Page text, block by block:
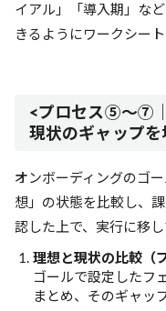
イアル」「導入期」な
きるようにワークシー
<プロセス⑤～⑦
現状のギャップ
オンボーディングのゴ
想」の状態を比較し、
認した上で、実行に移し
理想と現状の比較（
ゴールで設定したフ
まとめ、そのギャッ